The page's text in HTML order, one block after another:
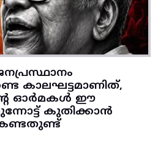
കാലഘട്ടമാണിത്,
ഓർമകൾ ഈ
കുതിക്കാൻ